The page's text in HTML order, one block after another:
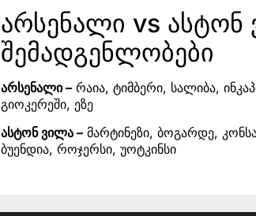
არსენალი vs ასტონ
შემადგენლობები
არსენალი – რაია, ტიმბერი, სალიბა,
გიოკერეში, ეზე
ასტონ ვილა – მარტინეზი, ბოგარდე,
ბუენდია, როჯერსი, უოტკინსი